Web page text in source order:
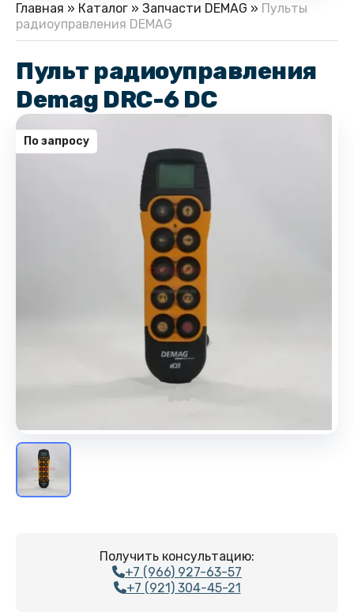
Главная » Каталог » Запчасти DEMAG » Пульты
радиоуправления DEMAG
Пульт радиоуправления
Demag DRC-6 DC
По запросу
Получить консультацию:
+7 (966) 927-63-57
+7 (921) 304-45-21